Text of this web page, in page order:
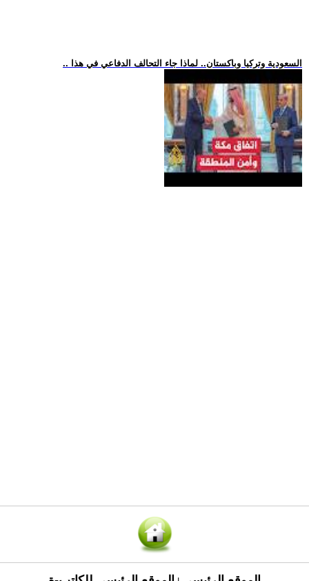
.. السعودية وتركيا وباكستان.. لماذا جاء التحالف الدفاعي في هذا